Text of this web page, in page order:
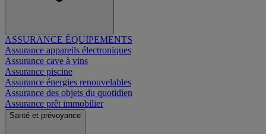
ASSURANCE ÉQUIPEMENTS
Assurance appareils électroniques
Assurance cave à vins
Assurance piscine
Assurance énergies renouvelables
Assurance des objets du quotidien
Assurance prêt immobilier
Santé et prévoyance